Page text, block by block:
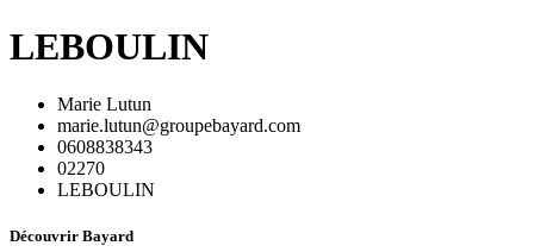
LEBOULIN
Marie Lutun
marie.lutun@groupebayard.com
0608838343
02270
LEBOULIN
Découvrir Bayard